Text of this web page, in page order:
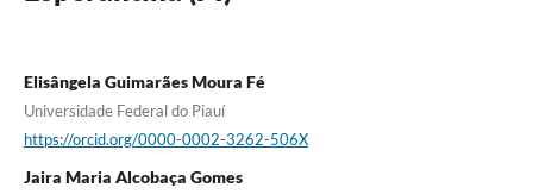
Elisângela Guimarães Moura Fé
Universidade Federal do Piauí
https://orcid.org/0000-0002-3262-506X
Jaira Maria Alcobaça Gomes